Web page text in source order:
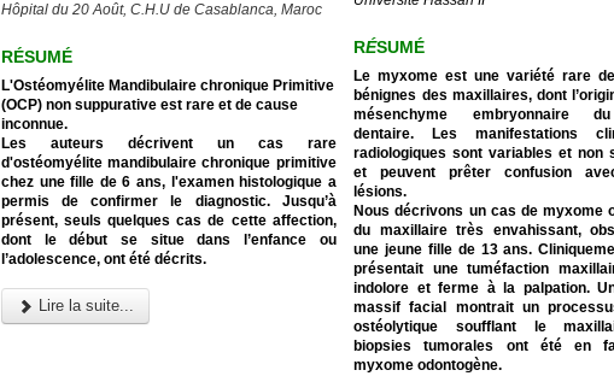
Hôpital du 20 Août, C.H.U de Casablanca, Maroc
RÉSUMÉ
L'Ostéomyélite Mandibulaire chronique Primitive
(OCP) non suppurative est rare et de cause
inconnue.
Les auteurs décrivent un cas rare
d'ostéomyélite mandibulaire chronique primitive
chez une fille de 6 ans, l'examen histologique a
permis de confirmer le diagnostic.Jusqu’à
présent, seuls quelques cas de cette affection,
dont le début se situe dans l’enfance ou
l’adolescence, ont été décrits.
Lire la suite...
RÉSUMÉ
Le myxome est une variété rare
bénignes des maxillaires, dont
mésenchyme embryonnaire
dentaire. Les manifestations
radiologiques sont variables et non
et peuvent prêter confusion
lésions.
Nous décrivons un cas de myxome
du maxillaire très envahissant,
une jeune fille de 13 ans.
présentait une tuméfaction
indolore et ferme à la palpation.
massif facial montrait un
ostéolytique soufflant le
biopsies tumorales ont été en
myxome odontogène.